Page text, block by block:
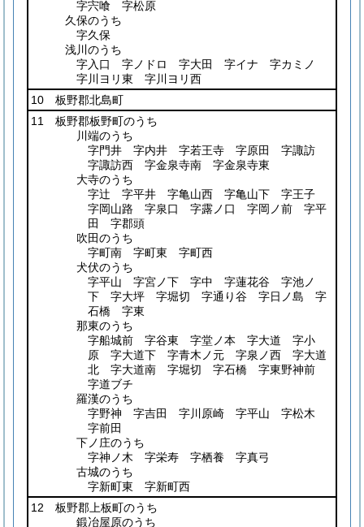
字宍喰 字松原
久保のうち
字久保
浅川のうち
字入口 字ノドロ 字大田 字イナ 字カミノ
字川ヨリ東 字川ヨリ西
10 板野郡北島町
11 板野郡板野町のうち
川端のうち
字門井 字内井 字若王寺 字原田 字諏訪
字諏訪西 字金泉寺南 字金泉寺東
大寺のうち
字辻 字平井 字亀山西 字亀山下 字王子
字岡山路 字泉口 字露ノ口 字岡ノ前 字平
田 字郡頭
吹田のうち
字町南 字町東 字町西
犬伏のうち
字平山 字宮ノ下 字中 字蓮花谷 字池ノ
下 字大坪 字堀切 字通り谷 字日ノ島 字
石橋 字東
那東のうち
字船城前 字谷東 字堂ノ本 字大道 字小
原 字大道下 字青木ノ元 字泉ノ西 字大道
北 字大道南 字堀切 字石橋 字東野神前
字道ブチ
羅漢のうち
字野神 字吉田 字川原崎 字平山 字松木
字前田
下ノ庄のうち
字神ノ木 字栄寿 字栖養 字真弓
古城のうち
字新町東 字新町西
12 板野郡上板町のうち
鍛冶屋原のうち